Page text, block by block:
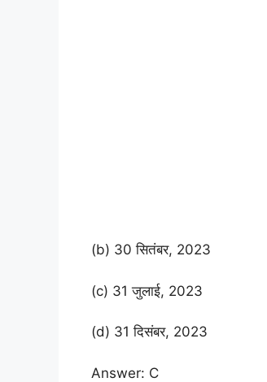
(b) 30 सितंबर, 2023
(c) 31 जुलाई, 2023
(d) 31 दिसंबर, 2023
Answer: C